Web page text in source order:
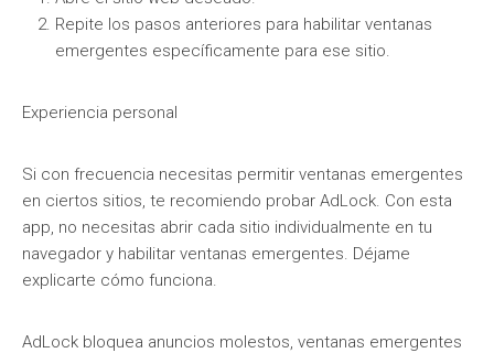
Repite los pasos anteriores para habilitar ventanas
emergentes específicamente para ese sitio.
Experiencia personal
Si con frecuencia necesitas permitir ventanas emergentes
en ciertos sitios, te recomiendo probar AdLock. Con esta
app, no necesitas abrir cada sitio individualmente en tu
navegador y habilitar ventanas emergentes. Déjame
explicarte cómo funciona.
AdLock bloquea anuncios molestos, ventanas emergentes